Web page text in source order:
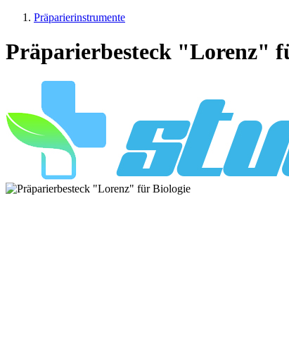
Präparierinstrumente
Präparierbesteck "Lorenz"